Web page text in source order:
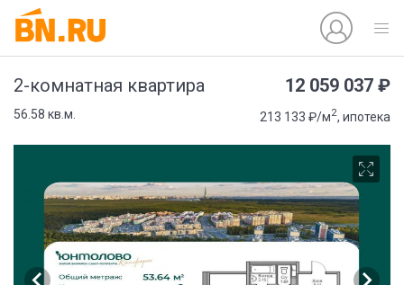
2-комнатная квартира 12 059 037 ₽
56.58 кв.м. 213 133 ₽/м2, ипотека